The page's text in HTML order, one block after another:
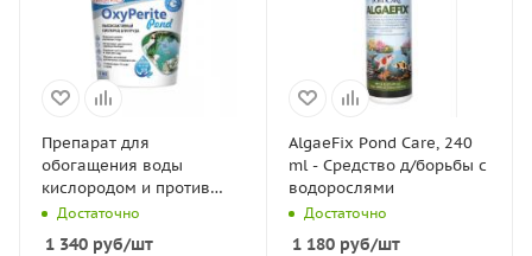
Препарат для
обогащения воды
кислородом и против
водорослей в пруду
Достаточно
1 340 руб/шт
AlgaeFix Pond Care, 240
ml - Средство д/борьбы с
водорослями
Достаточно
1 180руб/шт